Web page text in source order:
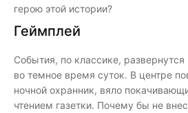
герою этой истории?
Геймплей
События, по классике,
во темное время суток. В центре
ночной охранник, вяло
чтением газетки. Почему бы не